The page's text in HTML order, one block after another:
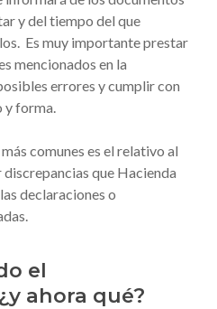
y del tiempo del que
Es muy importante prestar
mencionados en la
errores y cumplir con
y forma.
comunes es el relativo al
discrepancias que Hacienda
declaraciones o
el
ahora qué?